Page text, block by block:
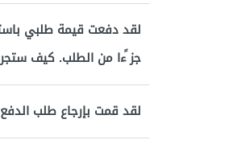
جز ًءا من الطلب. كيف
لقد قمت بإرجاع طلب